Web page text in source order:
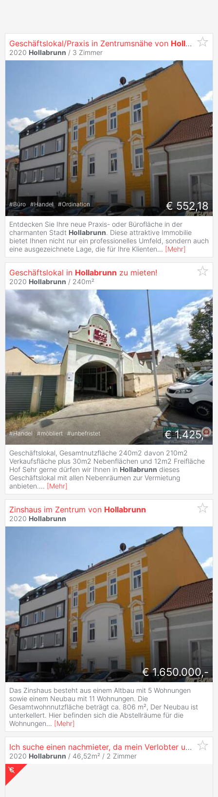
Geschäftslokal/Praxis in Zentrumsnähe von Hollabrunn
2020 Hollabrunn / 3 Zimmer
#Büro #Handel #Ordination € 552,18
Entdecken Sie Ihre neue Praxis- oder Bürofläche in der
charmanten Stadt Hollabrunn. Diese attraktive Immobilie
bietet Ihnen nicht nur ein professionelles Umfeld, sondern auch
eine ausgezeichnete Lage, die für Ihre Klienten... [Mehr]
Geschäftslokal in Hollabrunn zu mieten!
2020 Hollabrunn / 240m²
#Handel #möbliert #unbefristet € 1.425,-
Geschäftslokal, Gesamtnutzfläche 240m2 davon 210m2
Verkaufsfläche plus 30m2 Nebenflächen und 12m2 Freifläche
Hof Sehr gerne dürfen wir Ihnen in Hollabrunn dieses
Geschäftslokal mit allen Nebenräumen zur Vermietung
anbieten.... [Mehr]
Zinshaus im Zentrum von Hollabrunn
2020 Hollabrunn
€ 1.650.000,-
Das Zinshaus besteht aus einem Altbau mit 5 Wohnungen
sowie einem Neubau mit 11 Wohnungen. Die
Gesamtwohnnutzfläche beträgt ca. 806 m², Der Neubau ist
unterkellert. Hier befinden sich die Abstellräume für die
Wohnungen... [Mehr]
Ich suche einen nachmieter, da mein Verlobter und ich mit der Renovierung unseres Hauses fast fertig sind
2020 Hollabrunn / 46,52m² / 2 Zimmer